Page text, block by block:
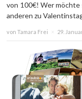
von 100€! Wer möchte
anderen zu
von Tamara Frei 29.